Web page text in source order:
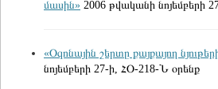
մասին» 2006 թվականի նոյեմբերի
«Օզոնային շերտը քայքայող
նոյեմբերի 27-ի, ՀՕ-218-Ն օրենք